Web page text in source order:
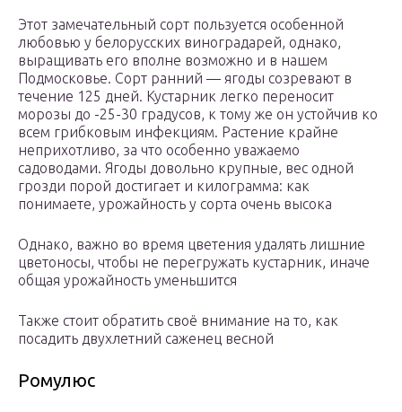
Этот замечательный сорт пользуется особенной
любовью у белорусских виноградарей, однако,
выращивать его вполне возможно и в нашем
Подмосковье. Сорт ранний — ягоды созревают в
течение 125 дней. Кустарник легко переносит
морозы до -25-30 градусов, к тому же он устойчив ко
всем грибковым инфекциям. Растение крайне
неприхотливо, за что особенно уважаемо
садоводами. Ягоды довольно крупные, вес одной
грозди порой достигает и килограмма: как
понимаете, урожайность у сорта очень высока
Однако, важно во время цветения удалять лишние
цветоносы, чтобы не перегружать кустарник, иначе
общая урожайность уменьшится
Также стоит обратить своё внимание на то, как
посадить двухлетний саженец весной
Ромулюс